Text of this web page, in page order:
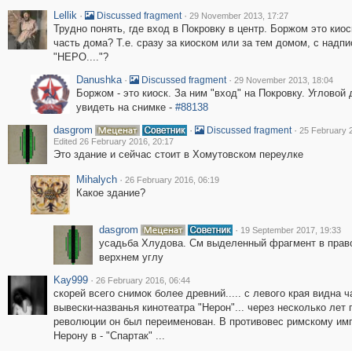
Lellik · Discussed fragment · 29 November 2013, 17:27
Трудно понять, где вход в Покровку в центр. Боржом это
часть дома? Т.е. сразу за киоском или за тем домом, с
"НЕРО...."?
Danushka · Discussed fragment · 29 November 2013, 18:04
Боржом - это киоск. За ним "вход" на Покровку.
увидеть на снимке - #88138
dasgrom
· Discussed fragment · 25 February
Edited 26 February 2016, 20:17
Это здание и сейчас стоит в Хомутовском переулке
Mihalych · 26 February 2016, 06:19
Какое здание?
dasgrom · 19 September 2017, 19:33
усадьба Хлудова. См выделенный фрагмент в
верхнем углу
Kay999 · 26 February 2016, 06:44
скорей всего снимок более древний..... с левого края видна
вывески-названья кинотеатра "Нерон"... через несколько лет
революции он был переименован. В противовес римскому
Нерону в - "Спартак" ...